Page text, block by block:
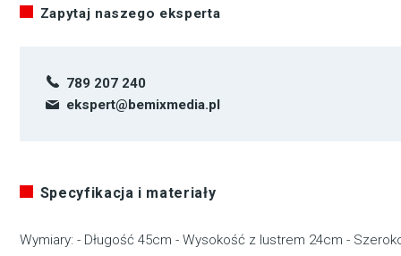
Zapytaj naszego eksperta
789 207 240
ekspert@bemixmedia.pl
Specyfikacja i materiały
Wymiary: - Długość 45cm - Wysokość z lustrem 24cm -